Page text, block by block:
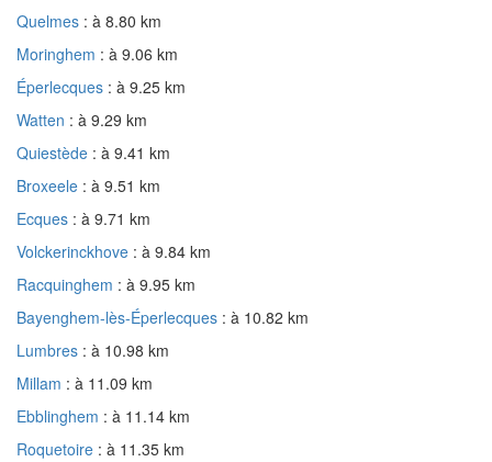
Quelmes : à 8.80 km
Moringhem : à 9.06 km
Éperlecques : à 9.25 km
Watten : à 9.29 km
Quiestède : à 9.41 km
Broxeele : à 9.51 km
Ecques : à 9.71 km
Volckerinckhove : à 9.84 km
Racquinghem : à 9.95 km
Bayenghem-lès-Éperlecques : à 10.82 km
Lumbres : à 10.98 km
Millam : à 11.09 km
Ebblinghem : à 11.14 km
Roquetoire : à 11.35 km